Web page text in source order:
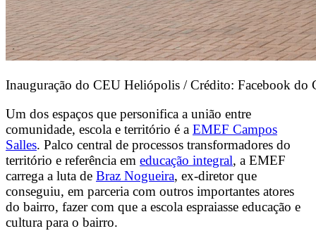
Inauguração do CEU Heliópolis / Crédito: Facebook do
Um dos espaços que personifica a união entre
comunidade, escola e território é a EMEF Campos
Salles. Palco central de processos transformadores do
território e referência em educação integral, a EMEF
carrega a luta de Braz Nogueira, ex-diretor que
conseguiu, em parceria com outros importantes atores
do bairro, fazer com que a escola espraiasse educação e
cultura para o bairro.